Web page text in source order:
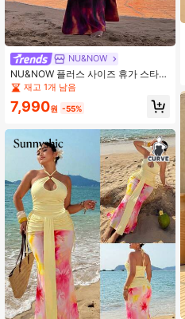
NU&NOW
NU&NOW 플러스 사이즈 휴가 스타일
스파게티 스트랩 캐미솔 & 스커트 2피
스 세트
재고 1개 남음
7,990원 -55%